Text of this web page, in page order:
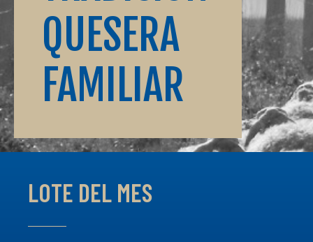
QUESERA
FAMILIAR
LOTE DEL MES